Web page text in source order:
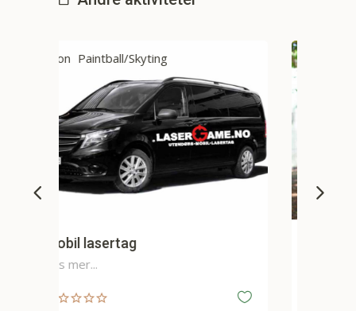
Action Paintball/Skyting
Utendørs Lasertag